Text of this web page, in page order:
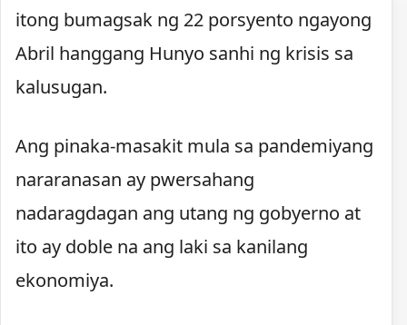
itong bumagsak ng 22 porsyento ngayong
Abril hanggang Hunyo sanhi ng krisis sa
kalusugan.
Ang pinaka-masakit mula sa pandemiyang
nararanasan ay pwersahang
nadaragdagan ang utang ng gobyerno at
ito ay doble na ang laki sa kanilang
ekonomiya.